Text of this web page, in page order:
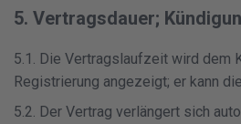
5. Vertragsdauer;
5.1. Die Vertragslaufzeit wird dem
Registrierung angezeigt; er kann
5.2. Der Vertrag verlängert sich